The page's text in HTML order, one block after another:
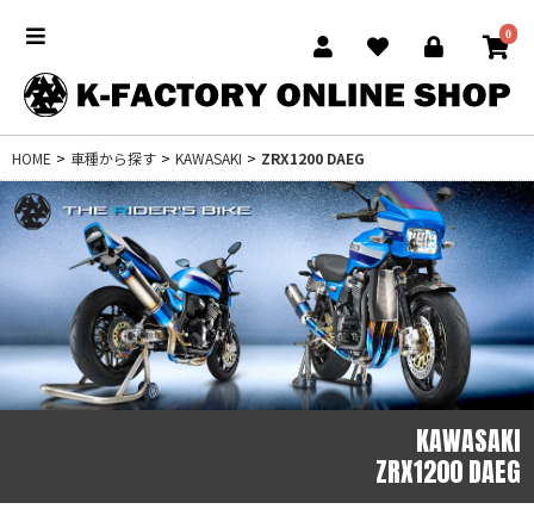
0
HOME > 車種から探す > KAWASAKI > ZRX1200 DAEG
KAWASAKI
ZRX1200 DAEG